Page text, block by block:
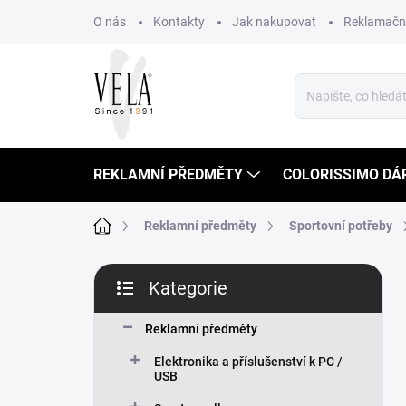
O nás Kontakty Jak nakupovat
REKLAMNÍ PŘEDMĚTY COLORISSIMO
Domů Reklamní předměty Sportovní potřeby
P
s
kategorie
Kategorie
Reklamní předměty
Elektronika a příslušenství k PC /
USB